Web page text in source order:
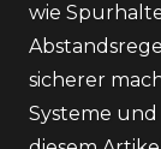
wie
sicherer
Systeme